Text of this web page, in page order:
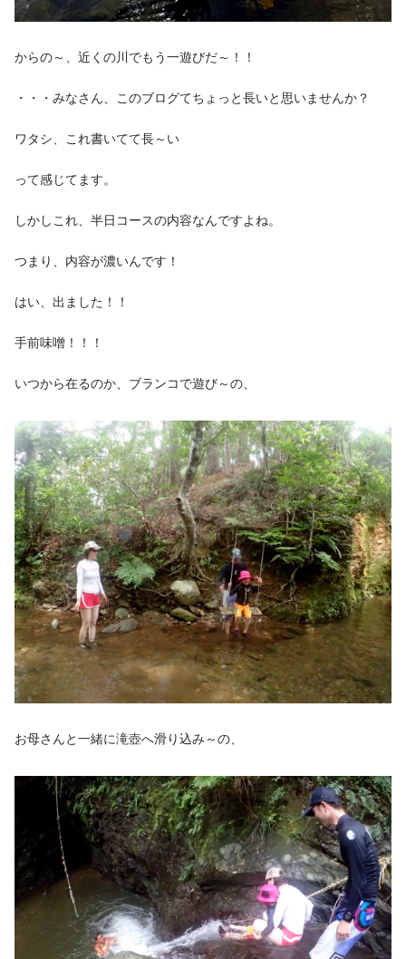
からの～、近くの川でもう一遊びだ～！！
・・・みなさん、このブログてちょっと長いと思いませんか？
ワタシ、これ書いてて長～い
って感じてます。
しかしこれ、半日コースの内容なんですよね。
つまり、内容が濃いんです！
はい、出ました！！
手前味噌！！！
いつから在るのか、ブランコで遊び～の、
お母さんと一緒に滝壺へ滑り込み～の、